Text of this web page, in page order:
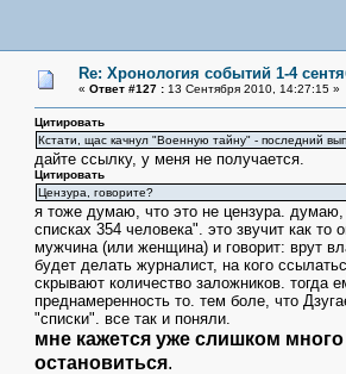
Re: Хронология событий 1-4
« Ответ #127 :13 Сентября 2010, 14:27:15 »
Цитировать
Кстати, щас качнул "Военную тайну" - последний
дайте ссылку, у меня не получается.
Цитировать
Цензура, говорите?
я тоже думаю, что это не цензура.
списках 354 человека". это звучит как
мужчина (или женщина) и говорит: врут
будет делать журналист, на кого
скрывают количество заложников. тогда
преднамеренность то. тем боле, что
"списки". все так и поняли.
мне кажется уже слишком
остановиться.